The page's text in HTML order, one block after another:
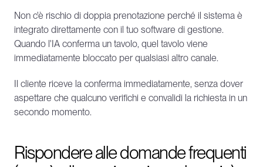
Non c'è rischio di doppia prenotazione perché il sistema è
integrato direttamente con il tuo software di gestione.
Quando l'IA conferma un tavolo, quel tavolo viene
immediatamente bloccato per qualsiasi altro canale.
Il cliente riceve la conferma immediatamente, senza dover
aspettare che qualcuno verifichi e convalidi la richiesta in un
secondo momento.
Rispondere alle domande frequenti